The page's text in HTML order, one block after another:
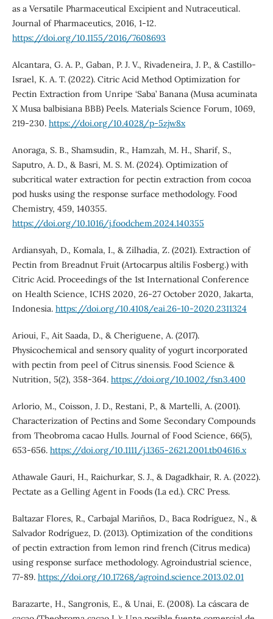
as a Versatile Pharmaceutical Excipient and Nutraceutical.
Journal of Pharmaceutics, 2016, 1-12.
https://doi.org/10.1155/2016/7608693
Alcantara, G. A. P., Gaban, P. J. V., Rivadeneira, J. P., & Castillo-
Israel, K. A. T. (2022). Citric Acid Method Optimization for
Pectin Extraction from Unripe ‘Saba’ Banana (Musa acuminata
X Musa balbisiana BBB) Peels. Materials Science Forum, 1069,
219-230. https://doi.org/10.4028/p-5zjw8x
Anoraga, S. B., Shamsudin, R., Hamzah, M. H., Sharif, S.,
Saputro, A. D., & Basri, M. S. M. (2024). Optimization of
subcritical water extraction for pectin extraction from cocoa
pod husks using the response surface methodology. Food
Chemistry, 459, 140355.
https://doi.org/10.1016/j.foodchem.2024.140355
Ardiansyah, D., Komala, I., & Zilhadia, Z. (2021). Extraction of
Pectin from Breadnut Fruit (Artocarpus altilis Fosberg.) with
Citric Acid. Proceedings of the 1st International Conference
on Health Science, ICHS 2020, 26-27 October 2020, Jakarta,
Indonesia. https://doi.org/10.4108/eai.26-10-2020.2311324
Arioui, F., Ait Saada, D., & Cheriguene, A. (2017).
Physicochemical and sensory quality of yogurt incorporated
with pectin from peel of Citrus sinensis. Food Science &
Nutrition, 5(2), 358-364. https://doi.org/10.1002/fsn3.400
Arlorio, M., Coisson, J. D., Restani, P., & Martelli, A. (2001).
Characterization of Pectins and Some Secondary Compounds
from Theobroma cacao Hulls. Journal of Food Science, 66(5),
653-656. https://doi.org/10.1111/j.1365-2621.2001.tb04616.x
Athawale Gauri, H., Raichurkar, S. J., & Dagadkhair, R. A. (2022).
Pectate as a Gelling Agent in Foods (1.a ed.). CRC Press.
Baltazar Flores, R., Carbajal Mariños, D., Baca Rodríguez, N., &
Salvador Rodríguez, D. (2013). Optimization of the conditions
of pectin extraction from lemon rind french (Citrus medica)
using response surface methodology. Agroindustrial science,
77-89. https://doi.org/10.17268/agroind.science.2013.02.01
Barazarte, H., Sangronis, E., & Unai, E. (2008). La cáscara de